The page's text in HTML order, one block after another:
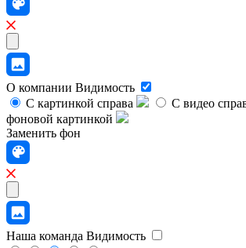
О компании Видимость
С картинкой справа
С видео
фоновой картинкой
Заменить фон
Наша команда Видимость